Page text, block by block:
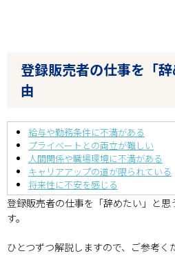
登録販売者の仕事を「
由
給与や勤務条件に不満がある
プライベートとの両立が難しい
人間関係や職場環境に不満がある
キャリアアップの道が限られている
将来性に不安を感じる
登録販売者の仕事を「辞めたい」と
す。
ひとつずつ解説しますので、ご参考く